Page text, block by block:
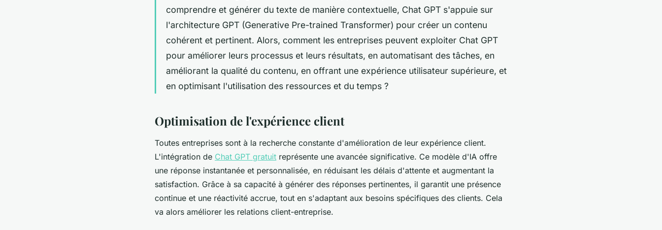
comprendre et générer du texte de manière contextuelle, Chat GPT s'appuie sur
l'architecture GPT (Generative Pre-trained Transformer) pour créer un contenu
cohérent et pertinent. Alors, comment les entreprises peuvent exploiter Chat GPT
pour améliorer leurs processus et leurs résultats, en automatisant des tâches, en
améliorant la qualité du contenu, en offrant une expérience utilisateur supérieure, et
en optimisant l'utilisation des ressources et du temps ?
Optimisation de l'expérience client
Toutes entreprises sont à la recherche constante d'amélioration de leur expérience client.
L'intégration de Chat GPT gratuit représente une avancée significative. Ce modèle d'IA offre
une réponse instantanée et personnalisée, en réduisant les délais d'attente et augmentant la
satisfaction. Grâce à sa capacité à générer des réponses pertinentes, il garantit une présence
continue et une réactivité accrue, tout en s'adaptant aux besoins spécifiques des clients. Cela
va alors améliorer les relations client-entreprise.